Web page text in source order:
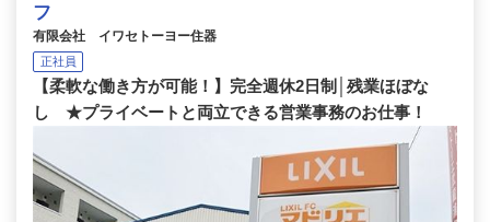
フ
有限会社 イワセトーヨー住器
正社員
【柔軟な働き方が可能！】完全週休2日制│残業ほぼな
し ★プライベートと両立できる営業事務のお仕事！